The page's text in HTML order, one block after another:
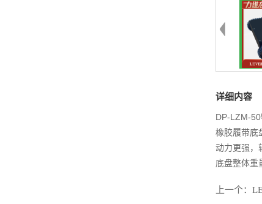
详细内容
DP-LZM-
橡胶履带底
动力更强，
底盘整体重
上一个：